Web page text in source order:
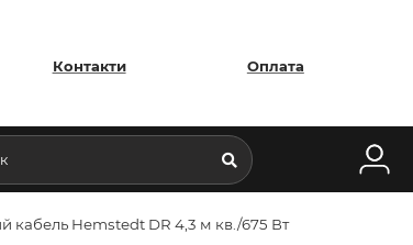
Контакти Оплата
кабель Hemstedt DR 4,3 м кв./675 Вт